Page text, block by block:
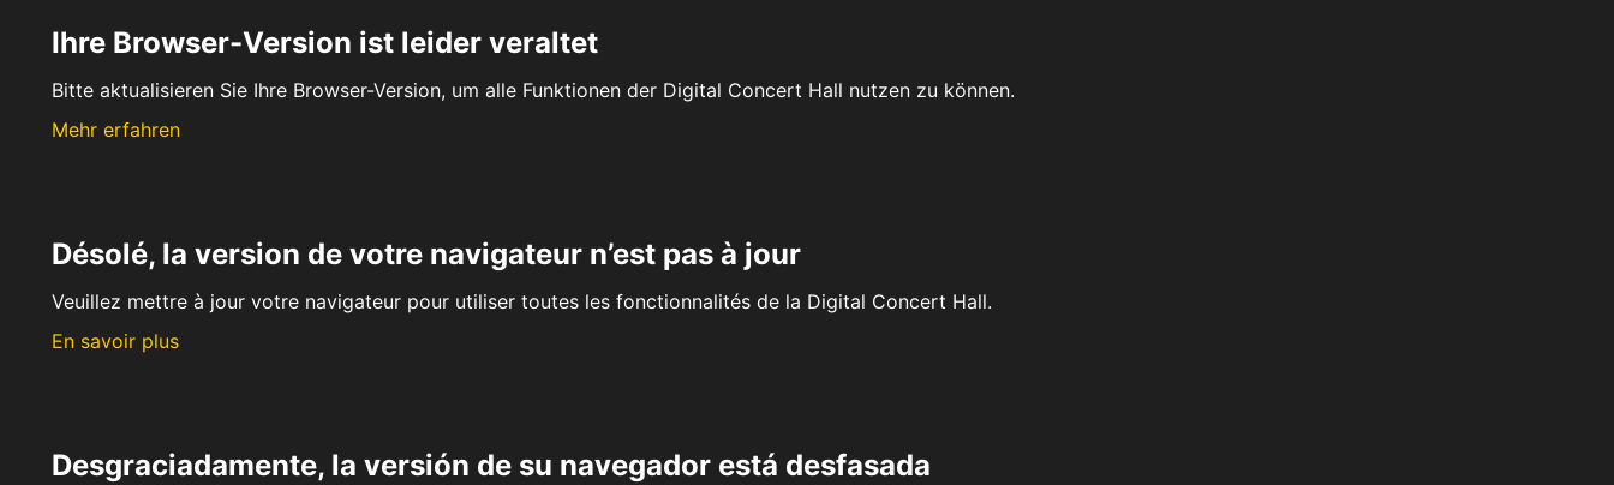
Ihre Browser-Version ist leider veraltet
Bitte aktualisieren Sie Ihre Browser-Version, um alle Funktionen der Digital Concert Hall nutzen zu können.
Mehr erfahren
Désolé, la version de votre navigateur n’est pas à jour
Veuillez mettre à jour votre navigateur pour utiliser toutes les fonctionnalités de la Digital Concert Hall.
En savoir plus
Desgraciadamente, la versión de su navegador está desfasada